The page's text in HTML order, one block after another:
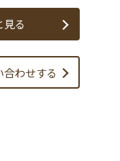
見る
合わせする